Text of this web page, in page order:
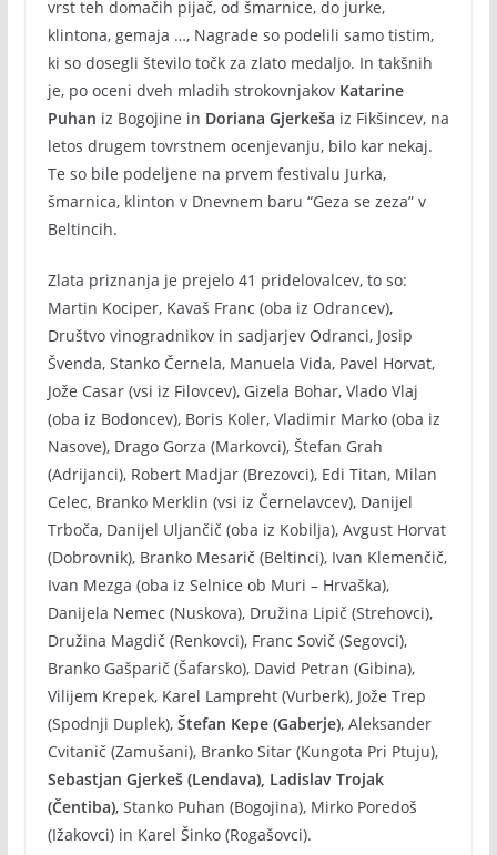
vrst teh domačih pijač, od šmarnice, do jurke,
klintona, gemaja …, Nagrade so podelili samo tistim,
ki so dosegli število točk za zlato medaljo. In takšnih
je, po oceni dveh mladih strokovnjakov Katarine
Puhan iz Bogojine in Doriana Gjerkeša iz Fikšincev, na
letos drugem tovrstnem ocenjevanju, bilo kar nekaj.
Te so bile podeljene na prvem festivalu Jurka,
šmarnica, klinton v Dnevnem baru “Geza se zeza” v
Beltincih.
Zlata priznanja je prejelo 41 pridelovalcev, to so:
Martin Kociper, Kavaš Franc (oba iz Odrancev),
Društvo vinogradnikov in sadjarjev Odranci, Josip
Švenda, Stanko Černela, Manuela Vida, Pavel Horvat,
Jože Casar (vsi iz Filovcev), Gizela Bohar, Vlado Vlaj
(oba iz Bodoncev), Boris Koler, Vladimir Marko (oba iz
Nasove), Drago Gorza (Markovci), Štefan Grah
(Adrijanci), Robert Madjar (Brezovci), Edi Titan, Milan
Celec, Branko Merklin (vsi iz Černelavcev), Danijel
Trboča, Danijel Uljančič (oba iz Kobilja), Avgust Horvat
(Dobrovnik), Branko Mesarič (Beltinci), Ivan Klemenčič,
Ivan Mezga (oba iz Selnice ob Muri – Hrvaška),
Danijela Nemec (Nuskova), Družina Lipič (Strehovci),
Družina Magdič (Renkovci), Franc Sovič (Segovci),
Branko Gašparič (Šafarsko), David Petran (Gibina),
Vilijem Krepek, Karel Lampreht (Vurberk), Jože Trep
(Spodnji Duplek), Štefan Kepe (Gaberje), Aleksander
Cvitanič (Zamušani), Branko Sitar (Kungota Pri Ptuju),
Sebastjan Gjerkeš (Lendava), Ladislav Trojak
(Čentiba), Stanko Puhan (Bogojina), Mirko Poredoš
(Ižakovci) in Karel Šinko (Rogašovci).